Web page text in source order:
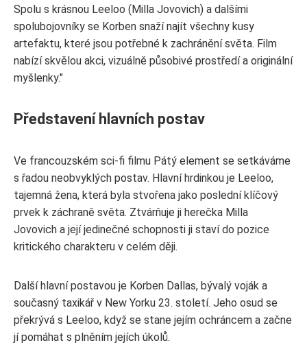
Spolu s krásnou Leeloo (Milla Jovovich) a dalšími
spolubojovníky se Korben snaží najít všechny kusy
artefaktu, které jsou potřebné k zachránění světa. Film
nabízí skvělou akci, vizuálně působivé prostředí a originální
myšlenky."
Představení hlavních postav
Ve francouzském sci-fi filmu Pátý element se setkáváme
s řadou neobvyklých postav. Hlavní hrdinkou je Leeloo,
tajemná žena, která byla stvořena jako poslední klíčový
prvek k záchraně světa. Ztvárňuje ji herečka Milla
Jovovich a její jedinečné schopnosti ji staví do pozice
kritického charakteru v celém ději.
Další hlavní postavou je Korben Dallas, bývalý voják a
současný taxikář v New Yorku 23. století. Jeho osud se
překrývá s Leeloo, když se stane jejím ochráncem a začne
jí pomáhat s plněním jejích úkolů.